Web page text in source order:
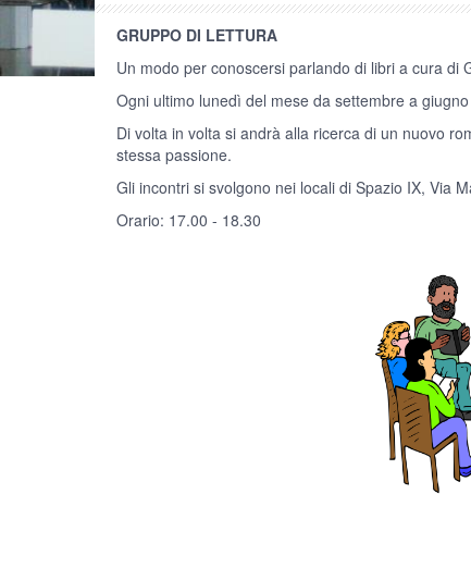
GRUPPO DI LETTURA
Un modo per conoscersi parlando di libri a cura di
Ogni ultimo lunedì del mese da settembre a giugno
Di volta in volta si andrà alla ricerca di un nuovo
stessa passione.
Gli incontri si svolgono nei locali di Spazio IX, Via
Orario: 17.00 - 18.30